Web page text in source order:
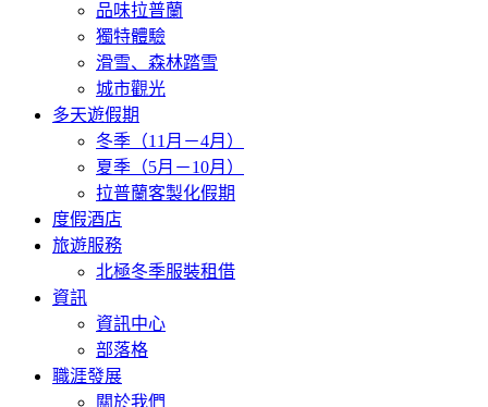
品味拉普蘭
獨特體驗
滑雪、森林踏雪
城市觀光
多天遊假期
冬季（11月－4月）
夏季（5月－10月）
拉普蘭客製化假期
度假酒店
旅遊服務
北極冬季服裝租借
資訊
資訊中心
部落格
職涯發展
關於我們